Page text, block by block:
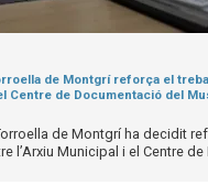
de Montgrí reforça el
Centre de Documentació del
de Montgrí ha decidit
l’Arxiu Municipal i el Centre de